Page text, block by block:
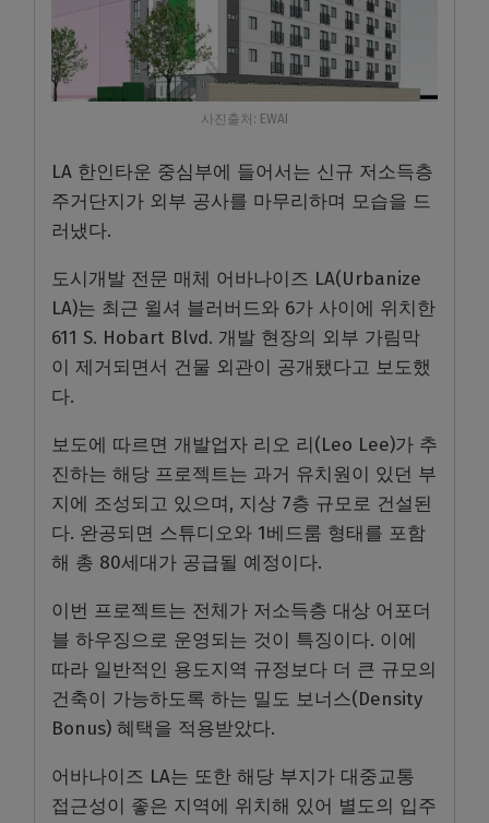
사진출처: EWAI
LA 한인타운 중심부에 들어서는 신규 저소득층
주거단지가 외부 공사를 마무리하며 모습을 드
러냈다.
도시개발 전문 매체 어바나이즈 LA(Urbanize
LA)는 최근 윌셔 블러버드와 6가 사이에 위치한
611 S. Hobart Blvd. 개발 현장의 외부 가림막
이 제거되면서 건물 외관이 공개됐다고 보도했
다.
보도에 따르면 개발업자 리오 리(Leo Lee)가 추
진하는 해당 프로젝트는 과거 유치원이 있던 부
지에 조성되고 있으며, 지상 7층 규모로 건설된
다. 완공되면 스튜디오와 1베드룸 형태를 포함
해 총 80세대가 공급될 예정이다.
이번 프로젝트는 전체가 저소득층 대상 어포더
블 하우징으로 운영되는 것이 특징이다. 이에
따라 일반적인 용도지역 규정보다 더 큰 규모의
건축이 가능하도록 하는 밀도 보너스(Density
Bonus) 혜택을 적용받았다.
어바나이즈 LA는 또한 해당 부지가 대중교통
접근성이 좋은 지역에 위치해 있어 별도의 입주